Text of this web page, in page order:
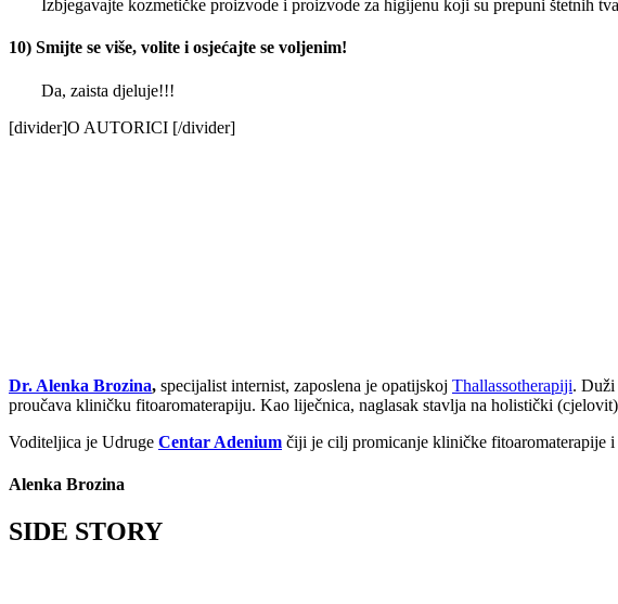
Izbjegavajte kozmetičke proizvode i proizvode za higijenu koji su prepuni štetnih
10) Smijte se više, volite i osjećajte se voljenim!
Da, zaista djeluje!!!
[divider]O AUTORICI [/divider]
Dr. Alenka Brozina, specijalist internist, zaposlena je opatijskoj Thallassotherapiji. Duži
proučava kliničku fitoaromaterapiju. Kao liječnica, naglasak stavlja na holistički
Voditeljica je Udruge Centar Adenium čiji je cilj promicanje kliničke fitoaromaterapije
Alenka Brozina
SIDE STORY